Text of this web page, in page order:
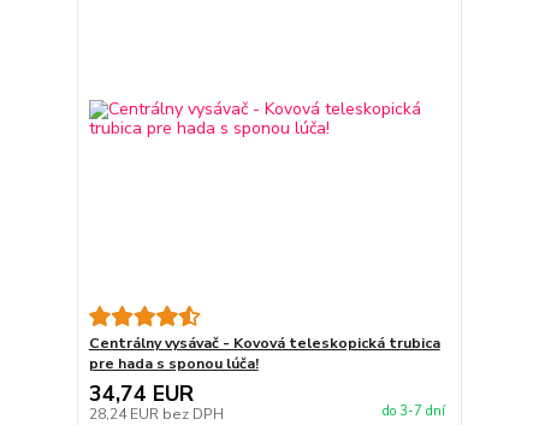
Centrálny vysávač - Kovová teleskopická trubica
pre hada s sponou lúča!
34,74 EUR
28,24 EUR bez DPH do 3-7 dní